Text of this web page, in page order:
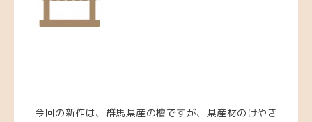
今回の新作は、群馬県産の檜ですが、県産材のけやき